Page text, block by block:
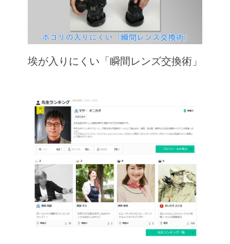
埃が入りにくい「瞬間レンズ交換術」